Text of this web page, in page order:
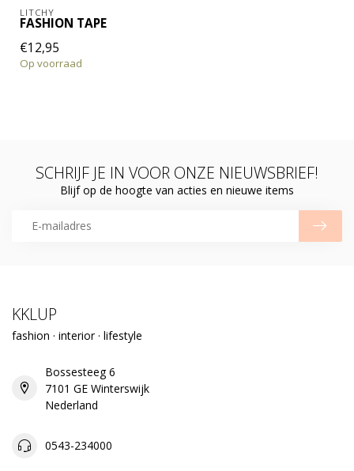
LITCHY
FASHION TAPE
€12,95
Op voorraad
SCHRIJF JE IN VOOR ONZE NIEUWSBRIEF!
Blijf op de hoogte van acties en nieuwe items
KKLUP
fashion · interior · lifestyle
Bossesteeg 6
7101 GE Winterswijk
Nederland
0543-234000